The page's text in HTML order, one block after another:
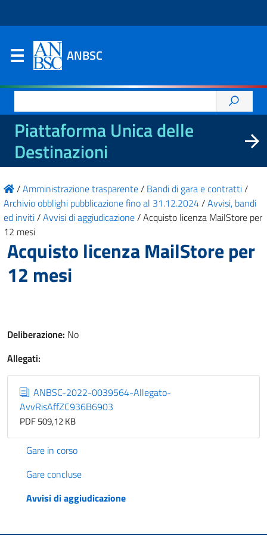
ANBSC
per:
Piattaforma Unica delle
Destinazioni
/Amministrazione trasparente/ Bandi di gara e contratti/
Archivio obblighi pubblicazione fino al 31.12.2024/Avvisi, bandi
ed inviti/Avvisi di aggiudicazione/Acquisto licenza MailStore per
12 mesi
Acquisto licenza MailStore per
12 mesi
Deliberazione: No
Allegati:
ANBSC-2022-0039564-Allegato-
AvvRisAffZC936B6903
PDF 509,12 KB
Gare in corso
Gare concluse
Avvisi di aggiudicazione